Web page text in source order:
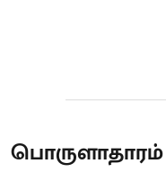
பொருளாதாரம்